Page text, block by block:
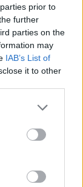
prior to
further
parties on the
may
IAB’s List of
it to other
more Google
may click to
tags to
below Google